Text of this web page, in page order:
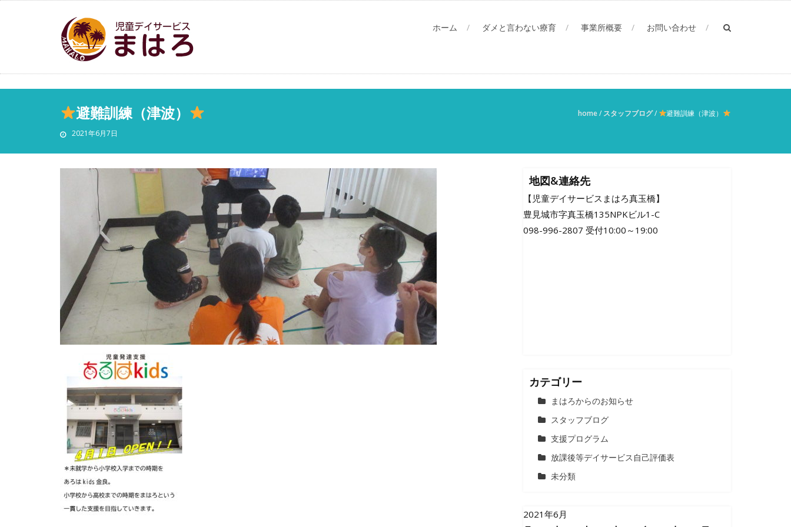
ホーム ダメと言わない療育 事業所概要 お問い合わせ
避難訓練（津波）
2021年6月7日
home/ スタッフブログ/ 避難訓練（津波）
地図&連絡先
【児童デイサービスまはろ真玉橋】
豊見城市字真玉橋135NPKビル1-C
098-996-2807 受付10:00～19:00
カテゴリー
まはろからのお知らせ
スタッフブログ
支援プログラム
放課後等デイサービス自己評価表
未分類
2021年6月